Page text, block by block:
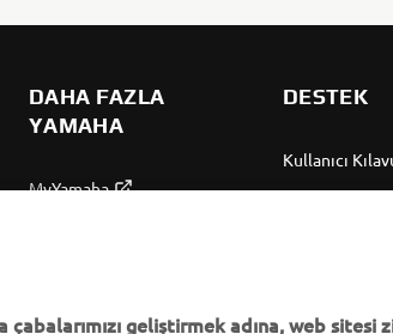
DAHA FAZLA
YAMAHA
MyYamaha
Yamaha Motor Global
DESTEK
Kullanıcı
Bilgilendirme
geliştirmek adına, web sitesi